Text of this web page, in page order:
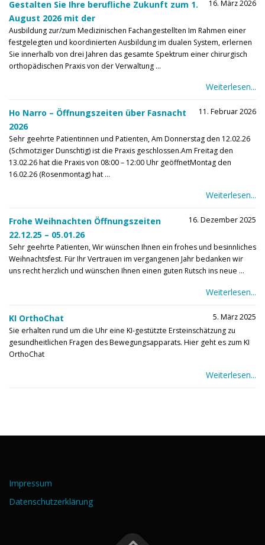
16. März 2026
Gestalten Sie Ihre berufliche Zukunft zum 1.
August 2026 mit der
Ausbildung zur/zum Medizinischen Fachangestellten Im Rahmen einer
festgelegten und koordinierten Ausbildung im dualen System, erlernen
Sie innerhalb von drei Jahren das gesamte Spektrum einer chirurgisch
orthopädischen Praxis von der Verwaltung ...
Weiterlesen...
11. Februar 2026
Ho Narro – Öffnungszeiten über Fasnacht
2026
Sehr geehrte Patientinnen und Patienten, Am Donnerstag den 12.02.26
(Schmotziger Dunschtig) ist die Praxis geschlossen.Am Freitag den
13.02.26 hat die Praxis von 08:00 – 12:00 Uhr geöffnetMontag den
16.02.26 (Rosenmontag) hat ...
Weiterlesen...
16. Dezember 2025
Frohe Weihnachten Öffnungszeiten
22.12.25 – 05.01.26
Sehr geehrte Patienten, Wir wünschen Ihnen ein frohes und besinnliches
Weihnachtsfest. Für Ihr Vertrauen im vergangenen Jahr bedanken wir
uns recht herzlich und wünschen Ihnen einen guten Rutsch ins neue ...
Weiterlesen...
5. März 2025
KI OrthoChat
Sie erhalten rund um die Uhr eine KI-gestützte Ersteinschätzung zu
gesundheitlichen Fragen des Bewegungsapparats. Hier geht es zum KI
OrthoChat
Weiterlesen...
Impressum
Datenschutzerklärung